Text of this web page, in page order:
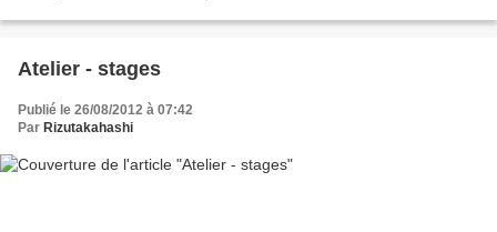
Atelier - stages
Publié le 26/08/2012 à 07:42
Par Rizutakahashi